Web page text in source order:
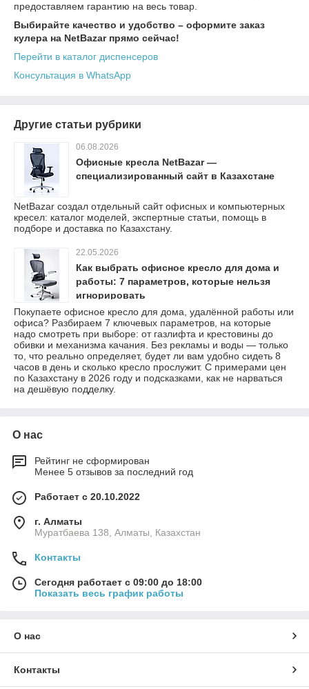
предоставляем гарантию на весь товар.
Выбирайте качество и удобство – оформите заказ
кулера на NetBazar прямо сейчас!
Перейти в каталог диспенсеров
Консультация в WhatsApp
Другие статьи рубрики
06.08.2026
Офисные кресла NetBazar —
специализированный сайт в Казахстане
NetBazar создал отдельный сайт офисных и компьютерных
кресел: каталог моделей, экспертные статьи, помощь в
подборе и доставка по Казахстану.
22.05.2026
Как выбрать офисное кресло для дома и
работы: 7 параметров, которые нельзя
игнорировать
Покупаете офисное кресло для дома, удалённой работы или
офиса? Разбираем 7 ключевых параметров, на которые
надо смотреть при выборе: от газлифта и крестовины до
обивки и механизма качания. Без рекламы и воды — только
то, что реально определяет, будет ли вам удобно сидеть 8
часов в день и сколько кресло прослужит. С примерами цен
по Казахстану в 2026 году и подсказками, как не нарваться
на дешёвую подделку.
О нас
Рейтинг не сформирован
Менее 5 отзывов за последний год
Работает с 20.10.2022
г. Алматы
Муратбаева 138, Алматы, Казахстан
Контакты
Сегодня работает с 09:00 до 18:00
Показать весь график работы
О нас
Контакты